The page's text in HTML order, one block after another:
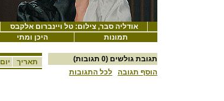
אודליה סבר, צילום: טל ויינברום אלקבס
תמונות
היכן ומתי
יום תאריך תגובת גולשים (0 תגובות)
הוסף תגובה
לכל התגובות